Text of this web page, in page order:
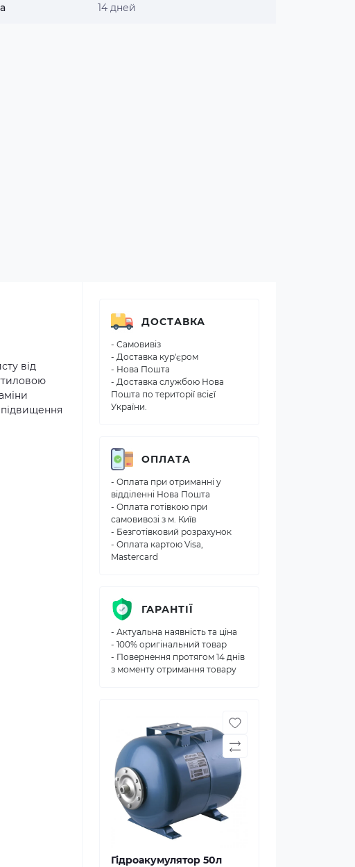
14 дней
від
підвищення
ДОСТАВКА
- Самовивіз
- Доставка кур'єром
- Нова Пошта
- Доставка службою Нова
Пошта по території всієї
України.
ОПЛАТА
- Оплата при отриманні у
відділенні Нова Пошта
- Оплата готівкою при
самовивозі з м. Київ
- Безготівковий розрахунок
- Оплата картою Visa,
Mastercard
ГАРАНТІЇ
- Актуальна наявність та ціна
- 100% оригінальний товар
- Повернення протягом 14 днів
з моменту отримання товару
Гідроакумулятор 50л